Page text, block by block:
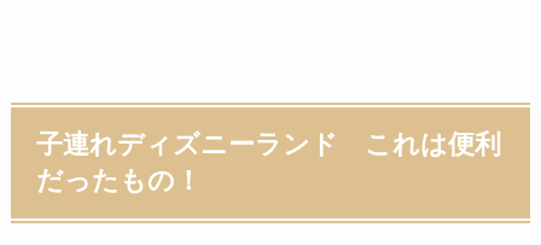
子連れディズニーランド これは便利
だったもの！